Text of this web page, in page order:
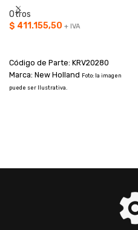
Otros
$ 411.155,50 + IVA
Código de Parte: KRV20280
Marca: New Holland Foto: la imagen
puede ser Ilustrativa.